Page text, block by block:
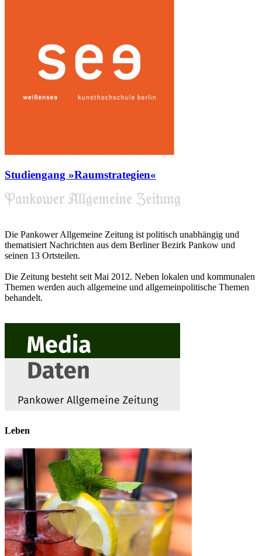
Studiengang »Raumstrategien«
Die Pankower Allgemeine Zeitung ist politisch unabhängig und
thematisiert Nachrichten aus dem Berliner Bezirk Pankow und
seinen 13 Ortsteilen.
Die Zeitung besteht seit Mai 2012. Neben lokalen und kommunalen
Themen werden auch allgemeine und allgemeinpolitische Themen
behandelt.
Leben